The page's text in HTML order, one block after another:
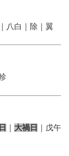
八白｜除｜翼
大禍日
｜戊午